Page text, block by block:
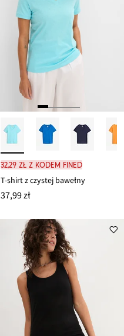
32,29 zł z kodem FINED
T-shirt z czystej bawełny
37,99 zł